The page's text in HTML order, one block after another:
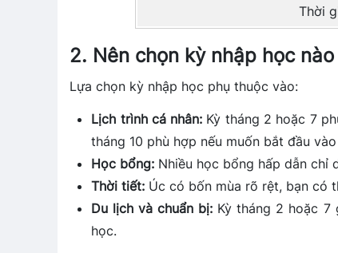
Thời
2. Nên chọn kỳ nhập học
Lựa chọn kỳ nhập học phụ thuộc vào:
Lịch trình cá nhân: Kỳ tháng 2 hoặc 7
tháng 10 phù hợp nếu muốn bắt đầu
Học bổng: Nhiều học bổng hấp dẫn chỉ
Thời tiết: Úc có bốn mùa rõ rệt, bạn có
Du lịch và chuẩn bị: Kỳ tháng 2 hoặc
học.